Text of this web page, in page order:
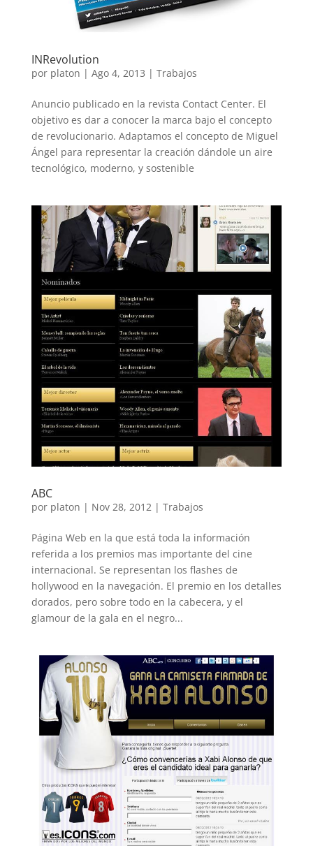
INRevolution
por platon | Ago 4, 2013 | Trabajos
Anuncio publicado en la revista Contact Center. El
objetivo es dar a conocer la marca bajo el concepto
de revolucionario. Adaptamos el concepto de Miguel
Ángel para representar la creación dándole un aire
tecnológico, moderno, y sostenible
ABC
por platon | Nov 28, 2012| Trabajos
Página Web en la que está toda la información
referida a los premios mas importante del cine
internacional. Se representan los flashes de
hollywood en la navegación. El premio en los detalles
dorados, pero sobre todo en la cabecera, y el
glamour de la gala en el negro...